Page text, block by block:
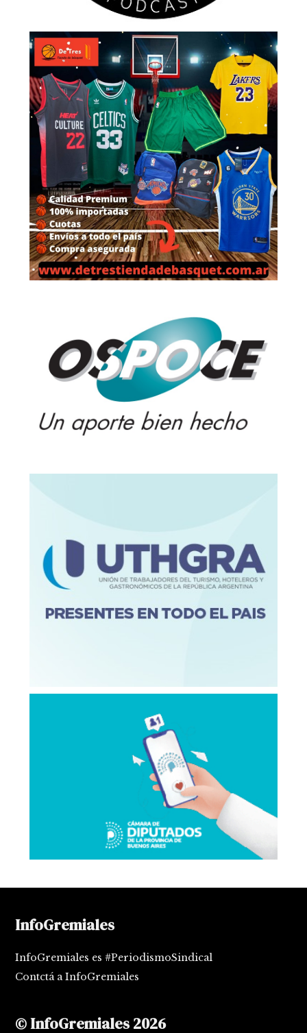
InfoGremiales
InfoGremiales es #PeriodismoSindical
Contctá a InfoGremiales
© InfoGremiales 2026